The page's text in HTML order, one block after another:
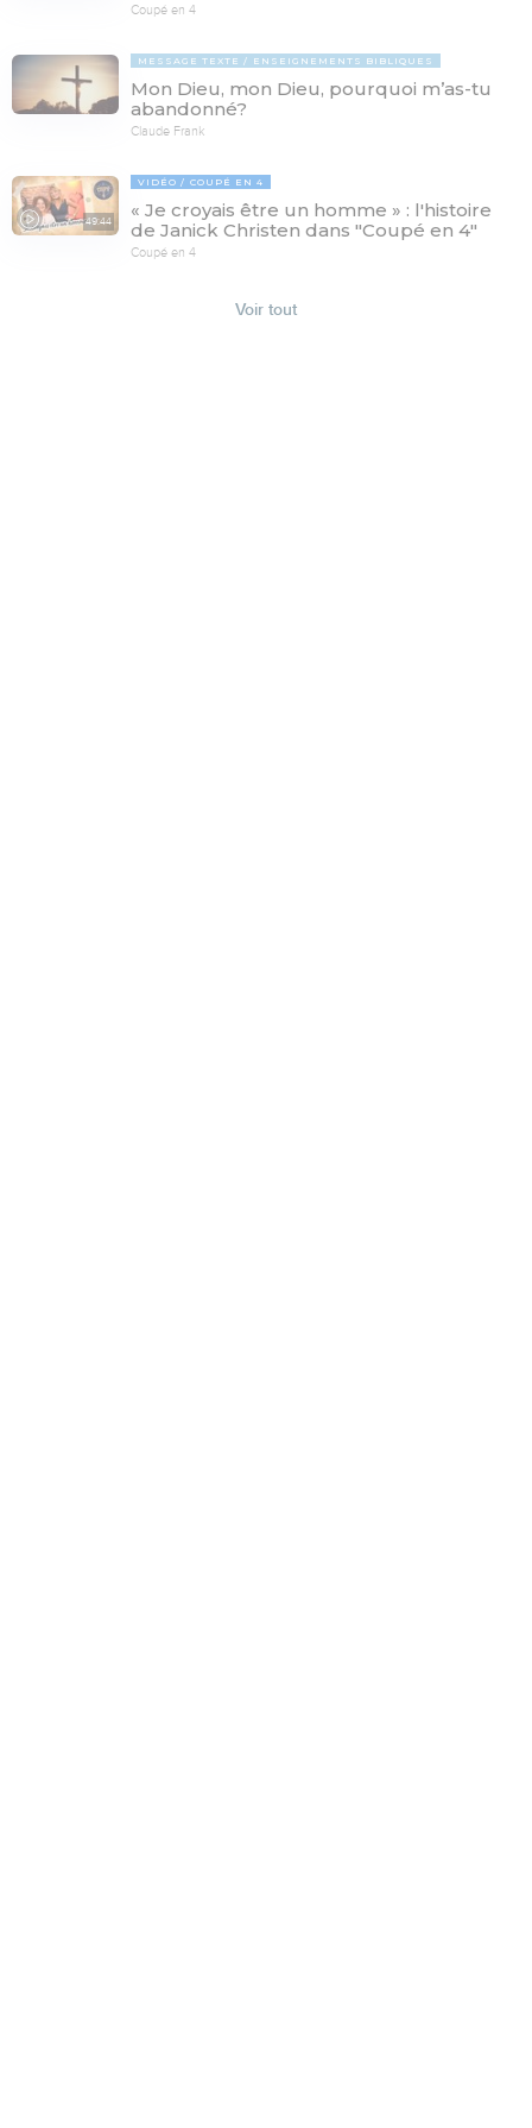
Coupé en 4
MESSAGE TEXTE ENSEIGNEMENTS BIBLIQUES
Mon Dieu, mon Dieu, pourquoi m’as-tu
abandonné?
Claude Frank
49:44
VIDÉO COUPÉ EN 4
« Je croyais être un homme » : l'histoire
de Janick Christen dans "Coupé en 4"
Coupé en 4
Voir tout